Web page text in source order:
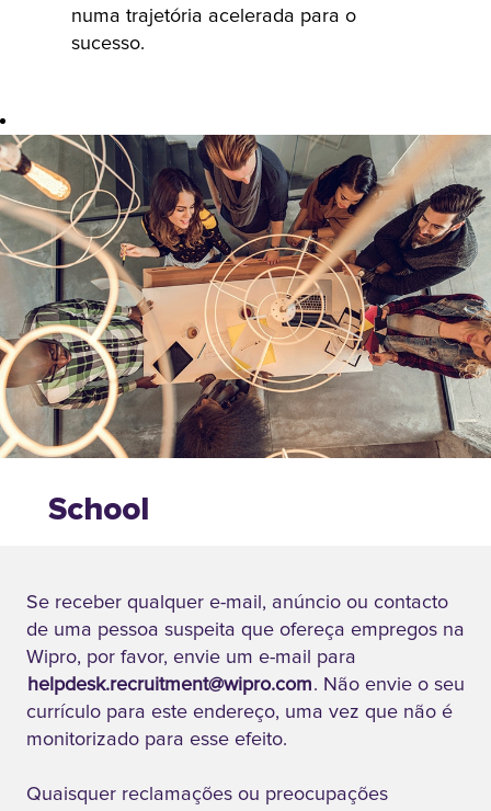
oportunidades
formação
superior
totalmente
patrocinada.
Este programa
proporciona-
lhes as
competências e
a experiência
necessárias
para se
destacarem
carreiras.
numa trajetória acelerada para o
sucesso.
School
Management
(SIM)
Em
conformidade
cultura de
Se receber qualquer e-mail, anúncio ou contacto
de uma pessoa suspeita que ofereça empregos na
Wipro, por favor, envie um e-mail para
helpdesk.recruitment@wipro.com. Não envie o seu
currículo para este endereço, uma vez que não é
monitorizado para esse efeito.
Quaisquer reclamações ou preocupações